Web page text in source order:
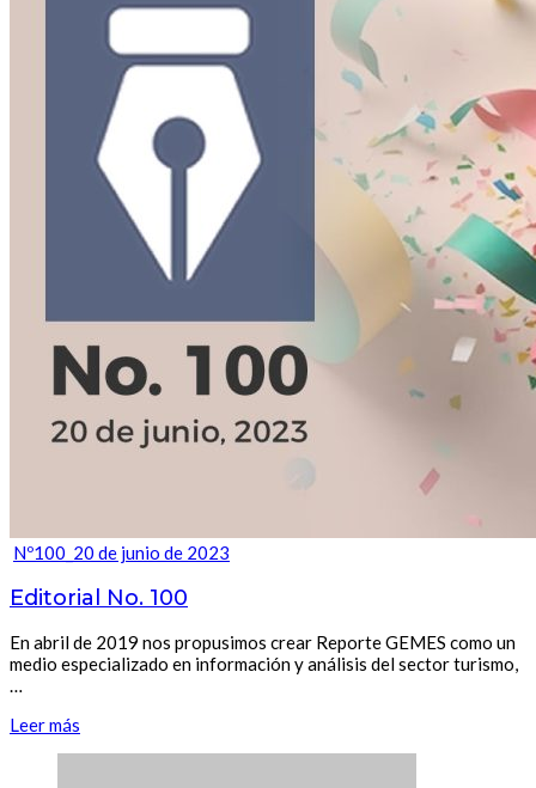
Nº100_20 de junio de 2023
Editorial No. 100
En abril de 2019 nos propusimos crear Reporte GEMES como un
medio especializado en información y análisis del sector turismo,
…
Leer más